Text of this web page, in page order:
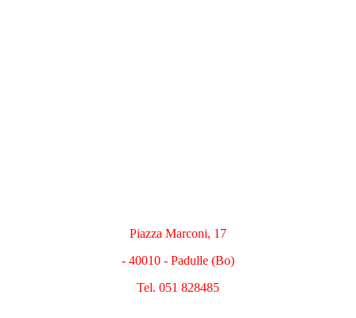
Piazza Marconi, 17
- 40010 - Padulle (Bo)
Tel. 051 828485